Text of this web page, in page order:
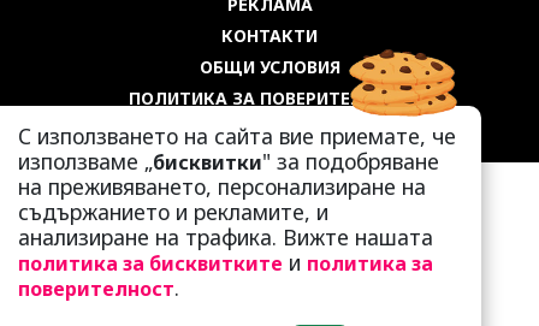
С използването на сайта вие приемате, че
използваме „бисквитки" за подобряване
на преживяването, персонализиране на
съдържанието и рекламите, и
анализиране на трафика. Вижте нашата
политика за бисквитките и политика за
поверителност.
КОНТАКТИ
ОБЩИ УСЛОВИЯ
ПОЛИТИКА ЗА ПОВЕРИТЕЛНОСТ
ПОЛИТИКА ЗА БИСКВИТКИТЕ